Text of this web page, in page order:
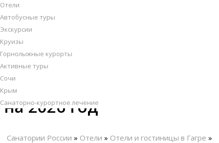
Отели
Автобусные туры
Экскурсии
Круизы
Горнолыжные курорты
Активные туры
Сочи
Крым
Санаторно-курортное лечение
«Amza Park Hotel» /
«Амза» парк-отель,
Абхазия, г. Гагра :
бронирование номеров
на 2026 год
Санатории России » Отели » Отели и гостиницы в Гагре »